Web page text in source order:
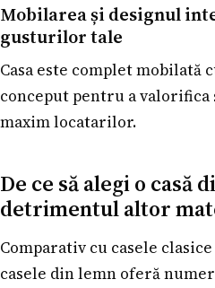
Mobilarea și designul
gusturilor tale
Casa este complet
conceput pentru a
maxim locatarilor.
De ce să alegi o casă
detrimentul altor
Comparativ cu casele
casele din lemn oferă